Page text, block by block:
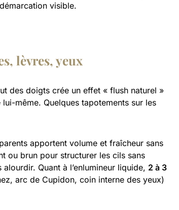
visible.
lèvres, yeux
des doigts crée un effet « flush naturel »
même. Quelques tapotements sur les
apportent volume et fraîcheur sans
ou brun pour structurer les cils sans
Quant à l’enlumineur liquide, 2 à 3
arc de Cupidon, coin interne des yeux)